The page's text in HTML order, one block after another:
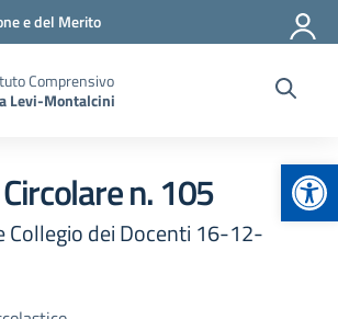
e del Merito
Comprensivo
Levi-Montalcini
n. 105
Collegio dei Docenti 16-12-